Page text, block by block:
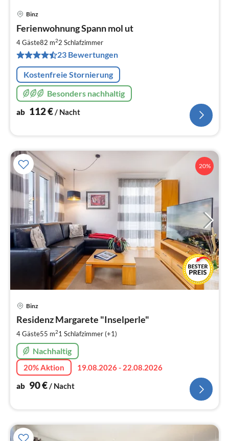
Binz
Ferienwohnung Spann mol ut
4 Gäste82 m22 Schlafzimmer
23 Bewertungen
Kostenfreie Stornierung
Besonders nachhaltig
ab 112€/ Nacht
20%
Binz
Residenz Margarete "Inselperle"
4 Gäste55 m21 Schlafzimmer (+1)
Nachhaltig
20% Aktion
19.08.2026 - 22.08.2026
ab 90€/ Nacht